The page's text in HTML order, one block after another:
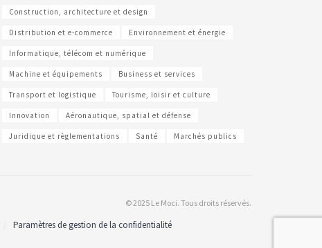
Construction, architecture et design
Distribution et e-commerce Environnement et énergie
Informatique, télécom et numérique
Machine et équipements Business et services
Transport et logistique Tourisme, loisir et culture
Innovation Aéronautique, spatial et défense
Juridique et règlementations Santé Marchés publics
© 2025 Le Moci. Tous droits réservés.
Paramètres de gestion de la confidentialité